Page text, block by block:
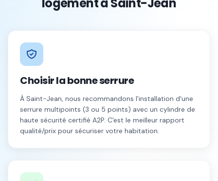
Choisir la bonne serrure
À Saint-Jean, nous recommandons l'installation d'une
serrure multipoints (3 ou 5 points) avec un cylindre de
haute sécurité certifié A2P. C'est le meilleur rapport
qualité/prix pour sécuriser votre habitation.